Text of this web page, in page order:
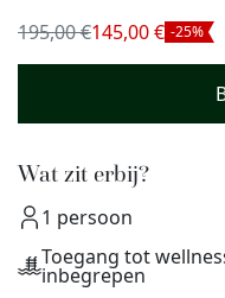
195,00 €145,00 € -25%
Wat zit erbij?
1 persoon
Toegang tot
inbegrepen